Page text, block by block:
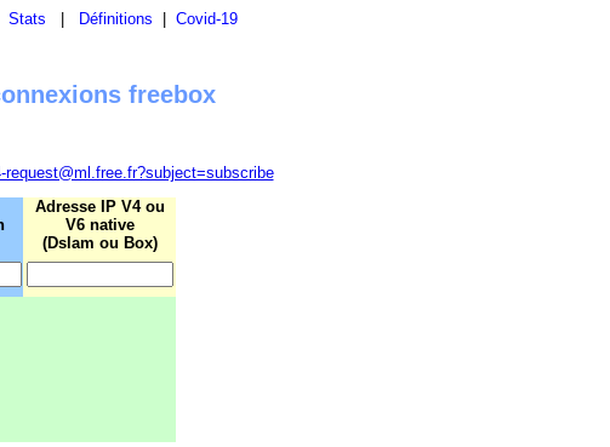
Stats Définitions Covid-19
freebox
request@ml.free.fr?subject=subscribe
Adresse IP V4 ou
V6 native
(Dslam ou Box)